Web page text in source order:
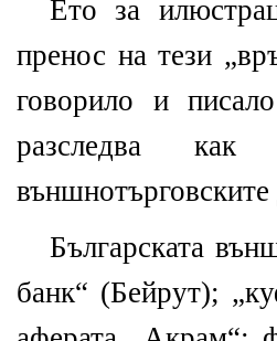
Ето за
пренос на тези
говорило и
разследва как
Българската
банк“ (Бейрут);